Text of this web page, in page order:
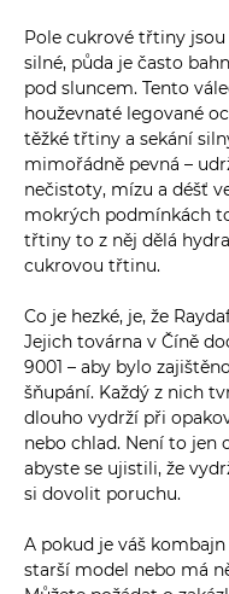
Pole cukrové třtiny
silné, půda je často
pod sluncem. Tento
houževnaté legované
těžké třtiny a sekání
mimořádně pevná –
nečistoty, mízu a déšť
mokrých podmínkách
třtiny to z něj dělá
cukrovou třtinu.
Co je hezké, je, že
Jejich továrna v Číně
9001 – aby bylo
šňupání. Každý z nich
dlouho vydrží při
nebo chlad. Není to jen
abyste se ujistili, že
si dovolit poruchu.
A pokud je váš
starší model nebo má